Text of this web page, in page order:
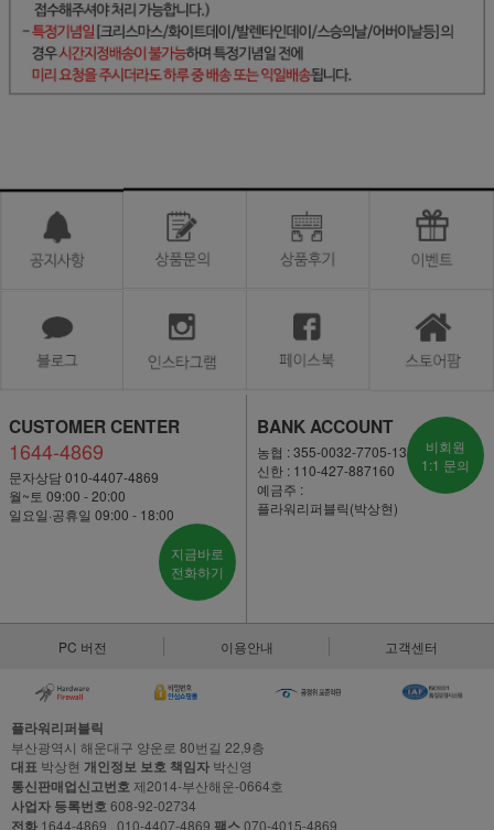
CUSTOMER CENTER
1644-4869
문자상담 010-4407-4869
월~토 09:00 - 20:00
일요일·공휴일 09:00 - 18:00
지금바로
전화하기
BANK ACCOUNT
농협 : 355-0032-7705-13
신한 : 110-427-887160
예금주 :
플라워리퍼블릭(박상현)
비회원
1:1 문의
PC 버전 이용안내 고객센터
플라워리퍼블릭
부산광역시 해운대구 양운로 80번길 22,9층
대표 박상현 개인정보 보호 책임자 박신영
통신판매업신고번호 제2014-부산해운-0664호
사업자 등록번호 608-92-02734
전화 1644-4869 , 010-4407-4869 팩스070-4015-4869